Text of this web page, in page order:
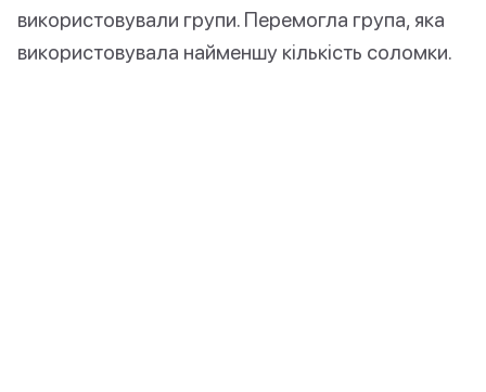
використовували групи. Перемогла група, яка
використовувала найменшу кількість соломки.